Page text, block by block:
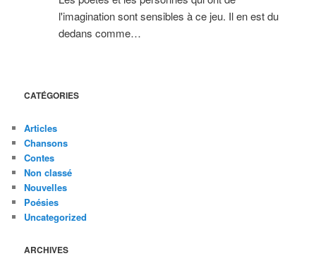
l'imagination sont sensibles à ce jeu. Il en est du
dedans comme…
CATÉGORIES
Articles
Chansons
Contes
Non classé
Nouvelles
Poésies
Uncategorized
ARCHIVES